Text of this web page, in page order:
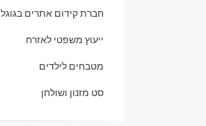
חברת קידום אתרים בגוגל
ייעוץ משפטי לאזרח
מטבחים לילדים
סט מזנון ושולחן